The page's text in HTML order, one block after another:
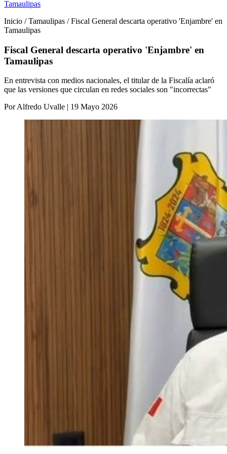
Tamaulipas
Inicio / Tamaulipas / Fiscal General descarta operativo 'Enjambre' en
Tamaulipas
Fiscal General descarta operativo 'Enjambre' en
Tamaulipas
En entrevista con medios nacionales, el titular de la Fiscalía aclaró
que las versiones que circulan en redes sociales son "incorrectas"
Por Alfredo Uvalle | 19 Mayo 2026